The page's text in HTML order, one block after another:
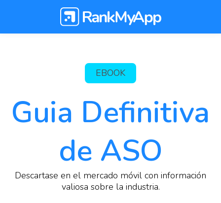
EBOOK
Guia Definitiva
de ASO
Descartase en el mercado móvil con información
valiosa sobre la industria.